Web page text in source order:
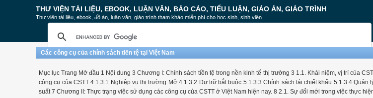
THƯ VIỆN TÀI LIỆU, EBOOK, LUẬN VĂN, BÁO CÁO, TIỂU LUẬN, GIÁO ÁN, GIÁO TRÌNH
Thư viện tài liệu, ebook, đồ án, luận văn, giáo trình tham khảo miễn phí cho học sinh, sinh viên
Các công cụ của chính sách tiền tệ tại Việt Nam
Mục lục Trang Mở đầu 1 Nội dung 3 Chương I: Chính sách tiền tệ trong nền kinh tế thị trường 3 1.1. Khái niệm, vị trí của
công cụ của CSTT 4 1.3.1 Nghiệp vụ thị trường Mở 4 1.3.2 Dự trữ bắt buộc 5 1.3.3 Chính sách tái chiết khấu 5 1.3.4 Quản
suất 7 Chương II: Thực trạng việc sử dụng các công cụ của CSTT ở Việt Nam hiện nay. 8 2.1. Sự đổi mới trong việc thực